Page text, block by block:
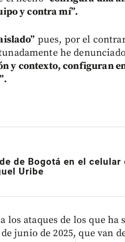
y contra mí”.
pues, por el
he denunciado
y contexto, configuran
de Bogotá en el celular
Uribe
los ataques de los que ha
junio de 2025, que van